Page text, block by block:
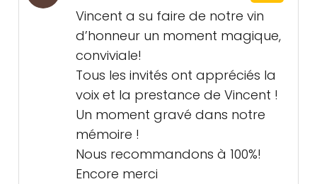
Vincent a su faire de notre vin
d’honneur un moment magique,
conviviale!
Tous les invités ont appréciés la
voix et la prestance de Vincent !
Un moment gravé dans notre
mémoire !
Nous recommandons à 100%!
Encore merci